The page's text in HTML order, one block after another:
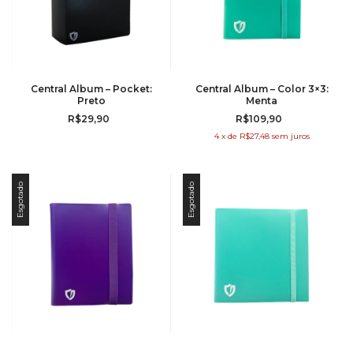
Central Album – Pocket:
Preto
R$29,90
Central Album – Color 3×3:
Menta
R$109,90
4 x de R$27,48 sem juros
Esgotado Esgotado